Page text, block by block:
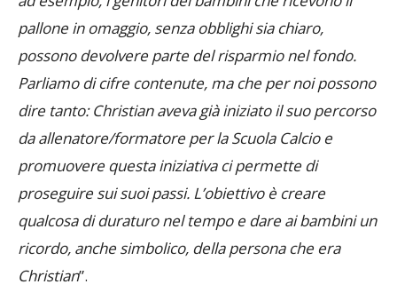
pallone in omaggio, senza obblighi sia chiaro,
possono devolvere parte del risparmio nel fondo.
Parliamo di cifre contenute, ma che per noi possono
dire tanto: Christian aveva già iniziato il suo percorso
da allenatore/formatore per la Scuola Calcio e
promuovere questa iniziativa ci permette di
proseguire sui suoi passi. L’obiettivo è creare
qualcosa di duraturo nel tempo e dare ai bambini un
ricordo, anche simbolico, della persona che era
Christian”.